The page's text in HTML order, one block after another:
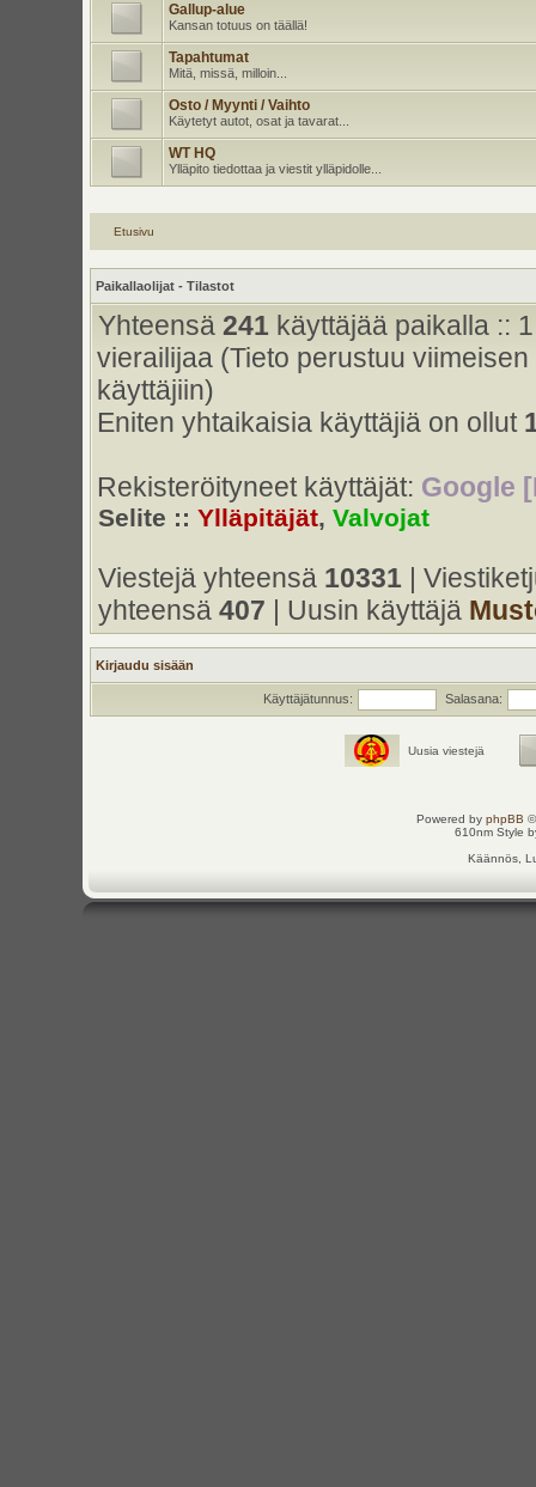
Gallup-alue
Kansan totuus on täällä!
Tapahtumat
Mitä, missä, milloin...
Osto / Myynti / Vaihto
Käytetyt autot, osat ja tavarat...
WT HQ
Ylläpito tiedottaa ja viestit ylläpidolle...
Etusivu
Paikallaolijat - Tilastot
Yhteensä 241 käyttäjää paikalla ::
vierailijaa (Tieto perustuu
käyttäjiin)
Eniten yhtaikaisia käyttäjiä on ollut
Rekisteröityneet käyttäjät: Google
Selite :: Ylläpitäjät, Valvojat
Viestejä yhteensä 10331 |
yhteensä 407 | Uusin käyttäjä
Kirjaudu sisään
Käyttäjätunnus: Salasana:
Uusia viestejä
Powered by phpBB
610nm Style
Käännös,